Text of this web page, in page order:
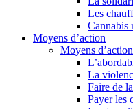
Les
Cannabis
Moyens d’action
Moyens d’action
La
Faire de
Payer les